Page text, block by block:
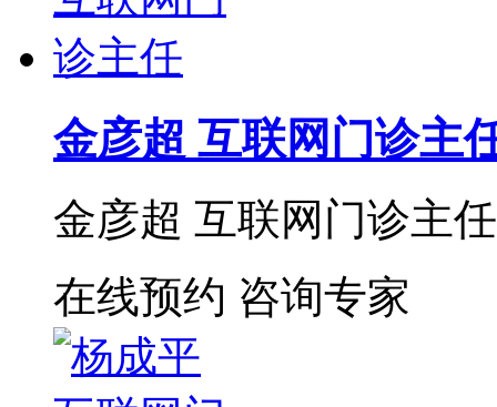
金彦超 互联网门诊主
金彦超 互联网门诊主
在线预约 咨询专家